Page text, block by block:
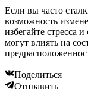
Если вы часто
возможность
избегайте стресса
могут влиять на
Поделиться
Отправить